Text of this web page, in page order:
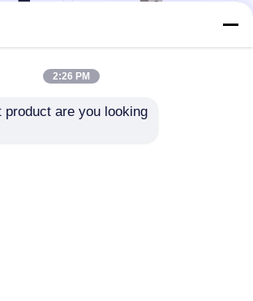
นแข็ง
ที่สุด
RMU หน่วยจ่ายไฟฟ้า
ระบบปิดผนึก
ราคาถูกที่สุด
2:26 PM
product are you looking